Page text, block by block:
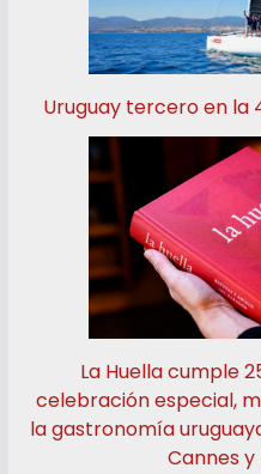
Uruguay tercero en la
La Huella cumple
celebración especial,
la gastronomía
Cannes y